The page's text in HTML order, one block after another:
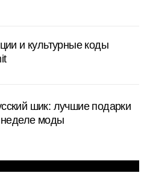
и культурные коды
шик: лучшие подарки
неделе моды